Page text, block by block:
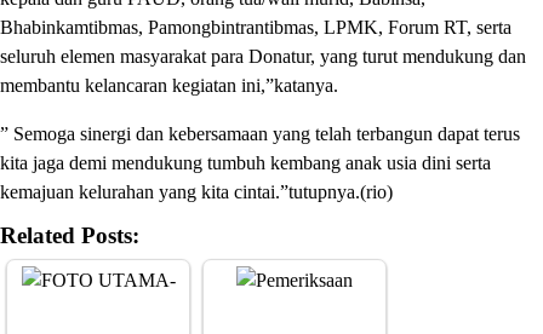
Bhabinkamtibmas, Pamongbintrantibmas, LPMK, Forum RT, serta
seluruh elemen masyarakat para Donatur, yang turut mendukung dan
membantu kelancaran kegiatan ini,”katanya.
” Semoga sinergi dan kebersamaan yang telah terbangun dapat terus
kita jaga demi mendukung tumbuh kembang anak usia dini serta
kemajuan kelurahan yang kita cintai.”tutupnya.(rio)
Related Posts: